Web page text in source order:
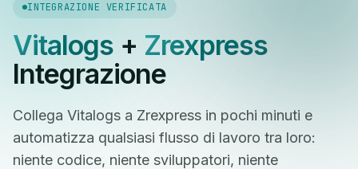
INTEGRAZIONE VERIFICATA
Vitalogs+ Zrexpress
Integrazione
Collega Vitalogs a Zrexpress in pochi minuti e
automatizza qualsiasi flusso di lavoro tra loro:
niente codice, niente sviluppatori, niente